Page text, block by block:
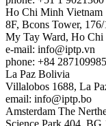
Ho Chi Minh Vietnam
8F, Bcons Tower,
My Tay Ward, Ho
e-mail: info
iptp.vn
phone: +84
La Paz Bolivia
Villalobos 1688, La
email: info
iptp.bo
Amsterdam The
Science Park 404,